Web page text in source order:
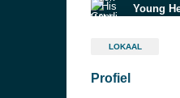
Young
Papa
LOKAAL
Profiel